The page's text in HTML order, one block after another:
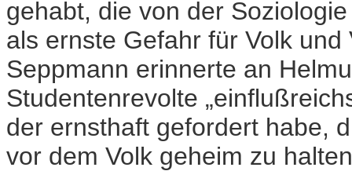
gehabt, die von der
als ernste Gefahr für Volk
Seppmann erinnerte an
Studentenrevolte
der ernsthaft gefordert habe,
vor dem Volk geheim zu